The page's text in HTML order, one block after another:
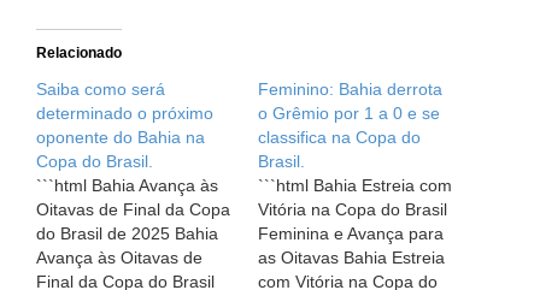
Relacionado
Saiba como será
determinado o próximo
oponente do Bahia na
Copa do Brasil.
```html Bahia Avança às
Oitavas de Final da Copa
do Brasil de 2025 Bahia
Avança às Oitavas de
Final da Copa do Brasil
Feminino: Bahia derrota
o Grêmio por 1 a 0 e se
classifica na Copa do
Brasil.
```html Bahia Estreia com
Vitória na Copa do Brasil
Feminina e Avança para
as Oitavas Bahia Estreia
com Vitória na Copa do